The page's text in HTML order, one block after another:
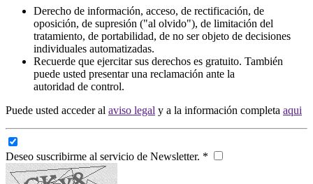
Derecho de información, acceso, de rectificación, de
oposición, de supresión ("al olvido"), de limitación del
tratamiento, de portabilidad, de no ser objeto de decisiones
individuales automatizadas.
Recuerde que ejercitar sus derechos es gratuito. También
puede usted presentar una reclamación ante la
autoridad de control.
Puede usted acceder al aviso legal y a la información completa aqui
Deseo suscribirme al servicio de Newsletter. *